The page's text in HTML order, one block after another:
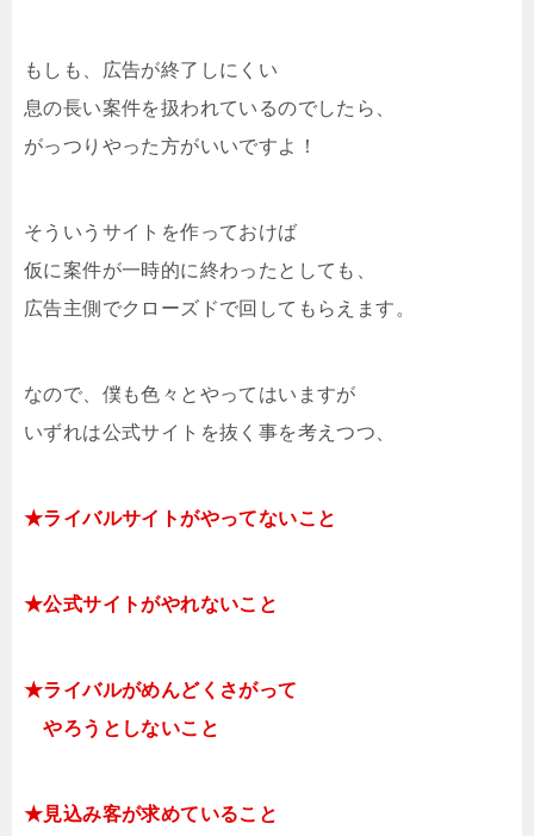
もしも、広告が終了しにくい
息の長い案件を扱われているのでしたら、
がっつりやった方がいいですよ！
そういうサイトを作っておけば
仮に案件が一時的に終わったとしても、
広告主側でクローズドで回してもらえます。
なので、僕も色々とやってはいますが
いずれは公式サイトを抜く事を考えつつ、
★ライバルサイトがやってないこと
★公式サイトがやれないこと
★ライバルがめんどくさがって
やろうとしないこと
★見込み客が求めていること